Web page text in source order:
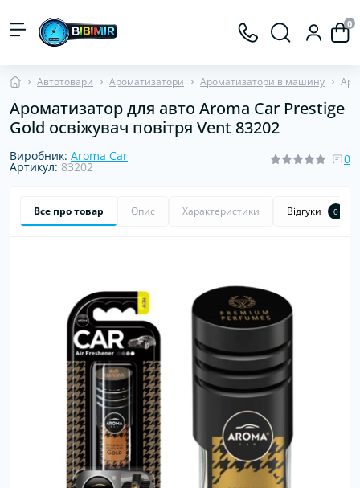
0
Автотовари Ароматизатори Ароматизатори в машину
Ароматизатор для авто Aroma Car Prestige
Gold освіжувач повітря Vent 83202
Виробник: Aroma Car
Артикул: 83202
0
Все про товар Опис Характеристики Відгуки 0